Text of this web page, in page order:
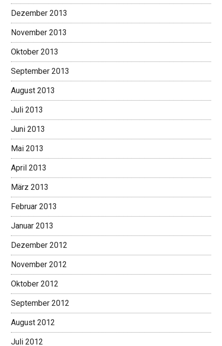
Dezember 2013
November 2013
Oktober 2013
September 2013
August 2013
Juli 2013
Juni 2013
Mai 2013
April 2013
März 2013
Februar 2013
Januar 2013
Dezember 2012
November 2012
Oktober 2012
September 2012
August 2012
Juli 2012